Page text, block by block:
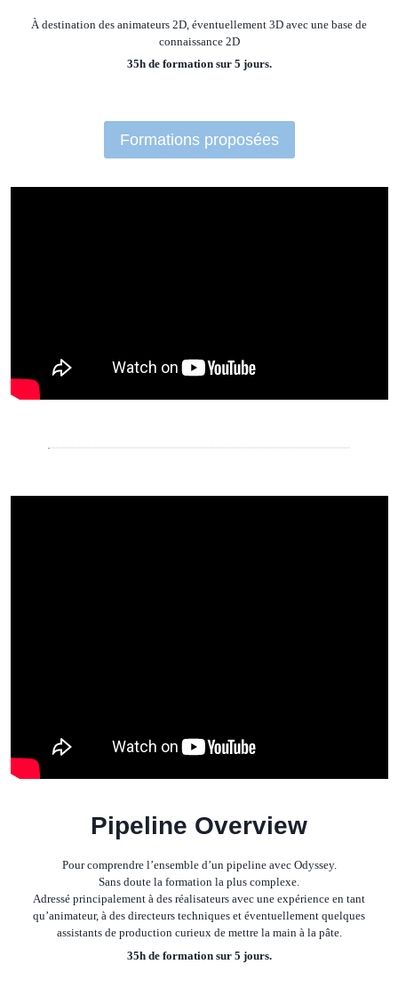
À destination des animateurs 2D, éventuellement 3D avec une base de
connaissance 2D
35h de formation sur 5 jours.
Formations proposées
Pipeline Overview
Pour comprendre l’ensemble d’un pipeline avec Odyssey.
Sans doute la formation la plus complexe.
Adressé principalement à des réalisateurs avec une expérience en tant
qu’animateur, à des directeurs techniques et éventuellement quelques
assistants de production curieux de mettre la main à la pâte.
35h de formation sur 5 jours.